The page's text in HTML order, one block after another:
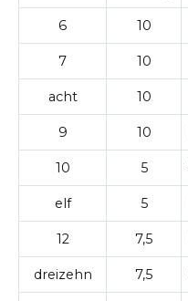
6 10
7 10
acht 10
9 10
10 5
elf 5
12 7,5
dreizehn 7,5